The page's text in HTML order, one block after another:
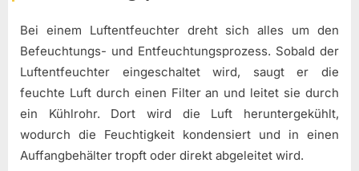
Bei einem Luftentfeuchter dreht sich alles um den
Befeuchtungs- und Entfeuchtungsprozess. Sobald der
Luftentfeuchter eingeschaltet wird, saugt er die
feuchte Luft durch einen Filter an und leitet sie durch
ein Kühlrohr. Dort wird die Luft heruntergekühlt,
wodurch die Feuchtigkeit kondensiert und in einen
Auffangbehälter tropft oder direkt abgeleitet wird.